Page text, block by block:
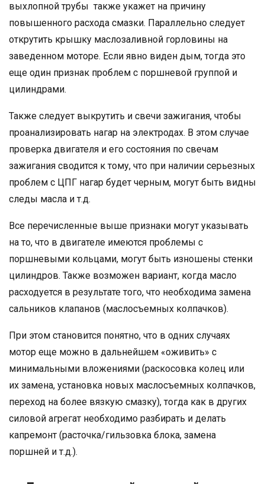
выхлопной трубы также укажет на причину
повышенного расхода смазки. Параллельно следует
открутить крышку маслозаливной горловины на
заведенном моторе. Если явно виден дым, тогда это
еще один признак проблем с поршневой группой и
цилиндрами.
Также следует выкрутить и свечи зажигания, чтобы
проанализировать нагар на электродах. В этом случае
проверка двигателя и его состояния по свечам
зажигания сводится к тому, что при наличии серьезных
проблем с ЦПГ нагар будет черным, могут быть видны
следы масла и т.д.
Все перечисленные выше признаки могут указывать
на то, что в двигателе имеются проблемы с
поршневыми кольцами, могут быть изношены стенки
цилиндров. Также возможен вариант, когда масло
расходуется в результате того, что необходима замена
сальников клапанов (маслосъемных колпачков).
При этом становится понятно, что в одних случаях
мотор еще можно в дальнейшем «оживить» с
минимальными вложениями (раскосовка колец или
их замена, установка новых маслосъемных колпачков,
переход на более вязкую смазку), тогда как в других
силовой агрегат необходимо разбирать и делать
капремонт (расточка/гильзовка блока, замена
поршней и т.д.).